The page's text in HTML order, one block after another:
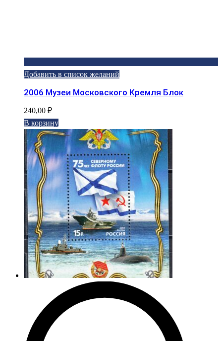
Добавить в список желаний
2006 Музеи Московского Кремля Блок
240,00 ₽
В корзину